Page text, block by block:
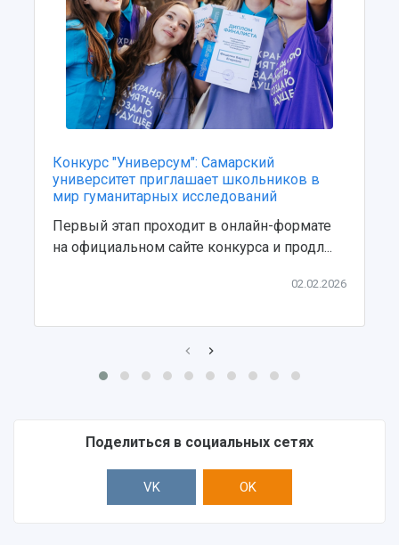
Конкурс "Универсум": Самарский
университет приглашает школьников в
мир гуманитарных исследований
Первый этап проходит в онлайн-формате
на официальном сайте конкурса и продл...
02.02.2026
Поделиться в социальных сетях
VK OK